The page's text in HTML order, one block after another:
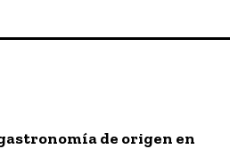
de origen en